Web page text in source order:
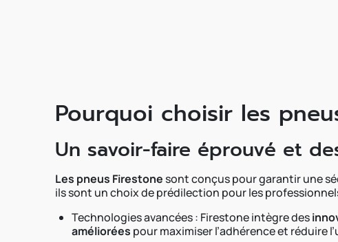
Pourquoi choisir les pneus
Un savoir-faire éprouvé et
Les pneus Firestonesont conçus pour garantir une
ils sont un choix de prédilection pour les
Technologies avancées : Firestone intègre des
améliorées pour maximiser l’adhérence et réduire